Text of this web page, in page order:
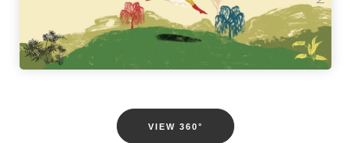
VIEW 360°